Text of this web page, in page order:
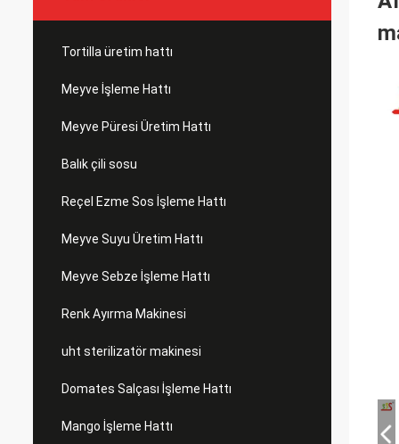
Tortilla üretim hattı
Meyve İşleme Hattı
Meyve Püresi Üretim Hattı
Balık çili sosu
Reçel Ezme Sos İşleme Hattı
Meyve Suyu Üretim Hattı
Meyve Sebze İşleme Hattı
Renk Ayırma Makinesi
uht sterilizatör makinesi
Domates Salçası İşleme Hattı
Mango İşleme Hattı